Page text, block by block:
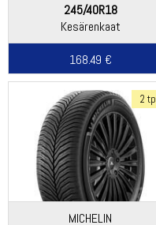
245/40R18
Kesärenkaat
168.49 €
2 tp
MICHELIN